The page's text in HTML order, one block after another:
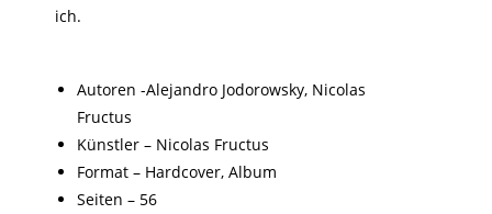
ich.
Autoren -Alejandro Jodorowsky, Nicolas
Fructus
Künstler – Nicolas Fructus
Format – Hardcover, Album
Seiten – 56